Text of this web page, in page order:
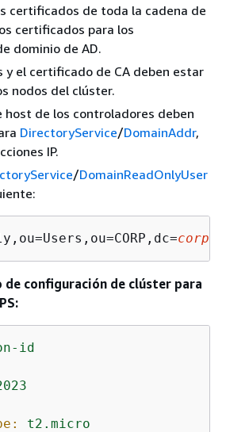
certificados de toda la cadena de
certificados para los
dominio de AD.
y el certificado de CA deben estar
nodos del clúster.
host de los controladores deben
DirectoryService/DomainAddr,
IP.
/DomainReadOnlyUser
corp
de configuración de clúster para
id
t2.micro